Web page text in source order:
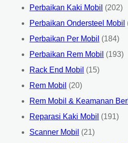
Perbaikan Kaki Mobil (202)
Perbaikan Ondersteel Mobil
Perbaikan Per Mobil (184)
Perbaikan Rem Mobil (193)
Rack End Mobil (15)
Rem Mobil (20)
Rem Mobil & Keamanan
Reparasi Kaki Mobil (191)
Scanner Mobil (21)